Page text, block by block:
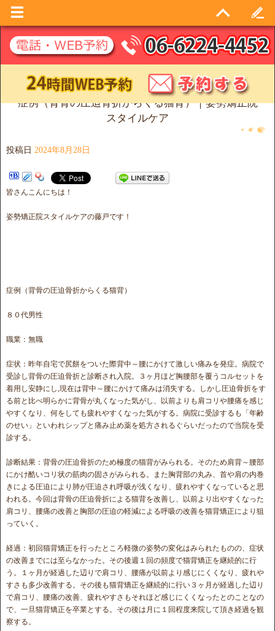
症例（背骨の圧迫骨折からくる猫背）｜姿勢矯正院
スタイルケア
投稿日 2024年8月28日
皆さんこんにちは！
姿勢矯正院スタイルケアの藤戸です！
症例（背骨の圧迫骨折からくる猫背）
８０代男性
職業：無職
症状：昨年自宅で尻餅をついた際背中～腰にかけて激しい痛みを発症。病院で
受診し背骨の圧迫骨折と診断され入院。３ヶ月ほど胸腰部を覆うコルセットを
着用し安静にし,現在は背中～腰にかけて痛みは消失する。しかし圧迫骨折をす
る前と比べ明らかに背骨が丸くなった気がし、以前よりも肩コリや腰痛を感じ
やすくなり、何をしても疲れやすくなった気がする。病院に受診するも「年齢
のせい」といわれシップと痛み止め薬を処方されるぐらいだったので当院を受
診する。
診断結果：背骨の圧迫骨折のため極度の猫背がみられる。そのため肩背～腰部
にかけ酷いコリ状の筋肉の固さがみられる。また胸背部の丸み、首や肩の内巻
きによる圧迫により肺が圧迫され呼吸が浅くなり、疲れやすくなっていると思
われる。今回は背骨の圧迫骨折による猫背を改善し、以前より出やすくなった
肩コリ、腰痛の改善と胸部の圧迫の軽減による呼吸の改善を猫背矯正により狙
っていく。
経過：初回猫背矯正を行ったところ軽微の姿勢の変化はみられたものの、症状
の改善までには至らなかった。その後週１回の頻度で猫背矯正を継続的に行
う。１ヶ月が経過した辺りで肩コリ、腰痛が以前より感じにくくなり、疲れや
すさも多少改善する。その後も猫背矯正を継続的に行い３ヶ月が経過した辺り
で肩コリ、腰痛の改善、疲れやすさもそれほど感じにくくなったとのことなの
で、一旦猫背矯正を卒業とする。その後は月に１回程度来院して頂き経過を観
察する。